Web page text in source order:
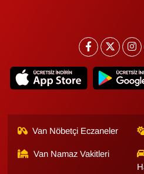
Van Nöbetçi Eczaneler
Van Namaz Vakitleri
Resmi İlanlar
Seri İlan